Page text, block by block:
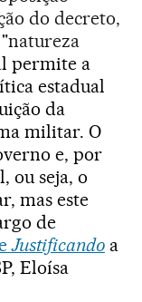
do decreto,
permite a
estadual
da
militar. O
e, por
ou seja, o
mas este
de
Justificando a
Eloísa